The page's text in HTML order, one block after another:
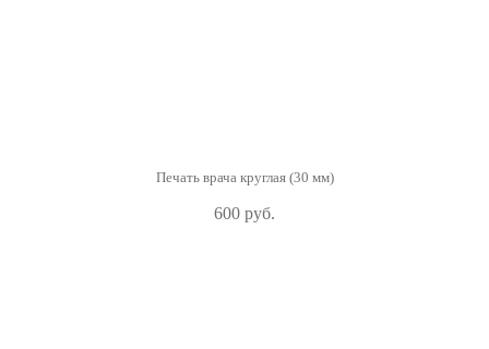
Печать врача круглая (30 мм)
600 руб.